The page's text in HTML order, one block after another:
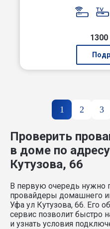
1300
1 2 3
Проверить
в доме по
Кутузова, 66
В первую очередь нужно
провайдеры домашнего
Уфа ул Кутузова, 66. Его
сервис позволит быстро
и узнать условия